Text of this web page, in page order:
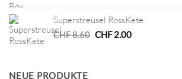
CHF 40.00CHF 20.00.
Superstreusel RossKete
CHF8.60 Ursprünglicher
CHF2.00Aktueller
NEUE PRODUKTE